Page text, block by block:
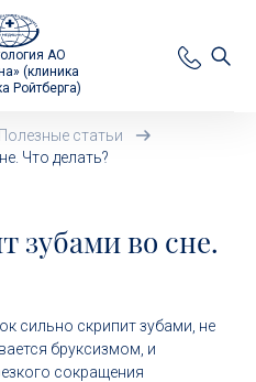
АО
(клиника
Ройтберга)
Полезные статьи
Что делать?
зубами во сне.
сильно скрипит зубами, не
бруксизмом, и
сокращения